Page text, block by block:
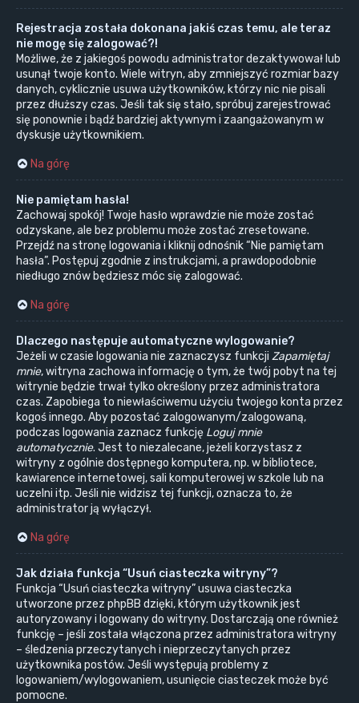
Rejestracja została dokonana jakiś czas temu, ale teraz
nie mogę się zalogować?!
Możliwe, że z jakiegoś powodu administrator dezaktywował lub
usunął twoje konto. Wiele witryn, aby zmniejszyć rozmiar bazy
danych, cyklicznie usuwa użytkowników, którzy nic nie pisali
przez dłuższy czas. Jeśli tak się stało, spróbuj zarejestrować
się ponownie i bądź bardziej aktywnym i zaangażowanym w
dyskusje użytkownikiem.
Na górę
Nie pamiętam hasła!
Zachowaj spokój! Twoje hasło wprawdzie nie może zostać
odzyskane, ale bez problemu może zostać zresetowane.
Przejdź na stronę logowania i kliknij odnośnik “Nie pamiętam
hasła”. Postępuj zgodnie z instrukcjami, a prawdopodobnie
niedługo znów będziesz móc się zalogować.
Na górę
Dlaczego następuje automatyczne wylogowanie?
Jeżeli w czasie logowania nie zaznaczysz funkcji Zapamiętaj
mnie, witryna zachowa informację o tym, że twój pobyt na tej
witrynie będzie trwał tylko określony przez administratora
czas. Zapobiega to niewłaściwemu użyciu twojego konta przez
kogoś innego. Aby pozostać zalogowanym/zalogowaną,
podczas logowania zaznacz funkcję Loguj mnie
automatycznie. Jest to niezalecane, jeżeli korzystasz z
witryny z ogólnie dostępnego komputera, np. w bibliotece,
kawiarence internetowej, sali komputerowej w szkole lub na
uczelni itp. Jeśli nie widzisz tej funkcji, oznacza to, że
administrator ją wyłączył.
Na górę
Jak działa funkcja “Usuń ciasteczka witryny”?
Funkcja “Usuń ciasteczka witryny” usuwa ciasteczka
utworzone przez phpBB dzięki, którym użytkownik jest
autoryzowany i logowany do witryny. Dostarczają one również
funkcję – jeśli została włączona przez administratora witryny
– śledzenia przeczytanych i nieprzeczytanych przez
użytkownika postów. Jeśli występują problemy z
logowaniem/wylogowaniem, usunięcie ciasteczek może być
pomocne.